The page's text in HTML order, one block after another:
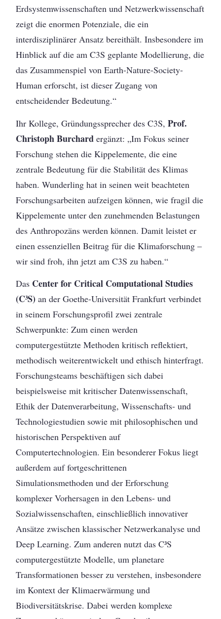
Erdsystemwissenschaften und Netzwerkwissenschaft
zeigt die enormen Potenziale, die ein
interdisziplinärer Ansatz bereithält. Insbesondere im
Hinblick auf die am C3S geplante Modellierung, die
das Zusammenspiel von Earth-Nature-Society-
Human erforscht, ist dieser Zugang von
entscheidender Bedeutung.“
Ihr Kollege, Gründungssprecher des C3S,Prof.
Christoph Burchard ergänzt: „Im Fokus seiner
Forschung stehen die Kippelemente, die eine
zentrale Bedeutung für die Stabilität des Klimas
haben. Wunderling hat in seinen weit beachteten
Forschungsarbeiten aufzeigen können, wie fragil die
Kippelemente unter den zunehmenden Belastungen
des Anthropozäns werden können. Damit leistet er
einen essenziellen Beitrag für die Klimaforschung –
wir sind froh, ihn jetzt am C3S zu haben.“
Das Center for Critical Computational Studies
(C³S) an der Goethe-Universität Frankfurt verbindet
in seinem Forschungsprofil zwei zentrale
Schwerpunkte: Zum einen werden
computergestützte Methoden kritisch reflektiert,
methodisch weiterentwickelt und ethisch hinterfragt.
Forschungsteams beschäftigen sich dabei
beispielsweise mit kritischer Datenwissenschaft,
Ethik der Datenverarbeitung, Wissenschafts- und
Technologiestudien sowie mit philosophischen und
historischen Perspektiven auf
Computertechnologien. Ein besonderer Fokus liegt
außerdem auf fortgeschrittenen
Simulationsmethoden und der Erforschung
komplexer Vorhersagen in den Lebens- und
Sozialwissenschaften, einschließlich innovativer
Ansätze zwischen klassischer Netzwerkanalyse und
Deep Learning. Zum anderen nutzt das C³S
computergestützte Modelle, um planetare
Transformationen besser zu verstehen, insbesondere
im Kontext der Klimaerwärmung und
Biodiversitätskrise. Dabei werden komplexe